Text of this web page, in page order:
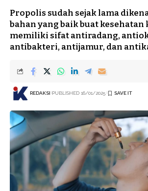
Propolis sudah sejak lama
bahan yang baik buat kesehatan
memiliki sifat antiradang,
antibakteri, antijamur, dan
REDAKSI PUBLISHED 16/01/2025